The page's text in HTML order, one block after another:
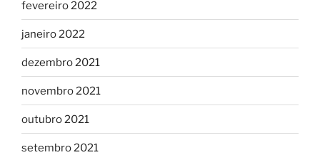
fevereiro 2022
janeiro 2022
dezembro 2021
novembro 2021
outubro 2021
setembro 2021